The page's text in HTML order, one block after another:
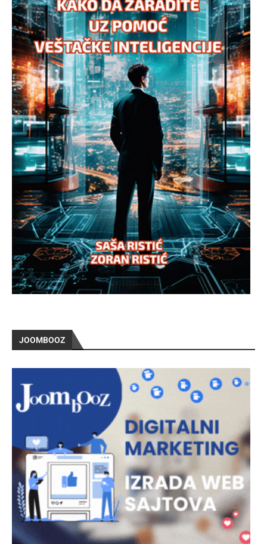
JOOMBOOZ